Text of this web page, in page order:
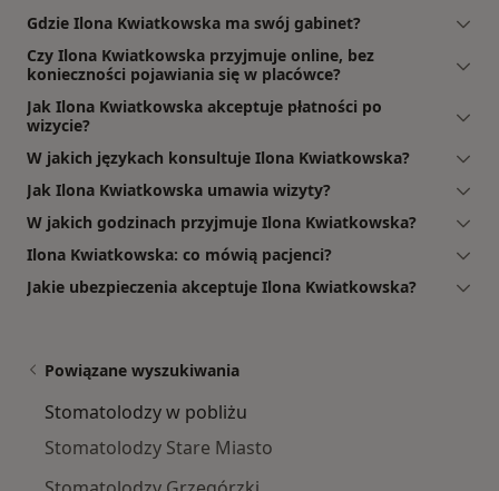
Gdzie Ilona Kwiatkowska ma swój gabinet?
Czy Ilona Kwiatkowska przyjmuje online, bez
konieczności pojawiania się w placówce?
Jak Ilona Kwiatkowska akceptuje płatności po
wizycie?
W jakich językach konsultuje Ilona Kwiatkowska?
Jak Ilona Kwiatkowska umawia wizyty?
W jakich godzinach przyjmuje Ilona Kwiatkowska?
Ilona Kwiatkowska: co mówią pacjenci?
Jakie ubezpieczenia akceptuje Ilona Kwiatkowska?
Powiązane wyszukiwania
Stomatolodzy w pobliżu
Stomatolodzy Stare Miasto